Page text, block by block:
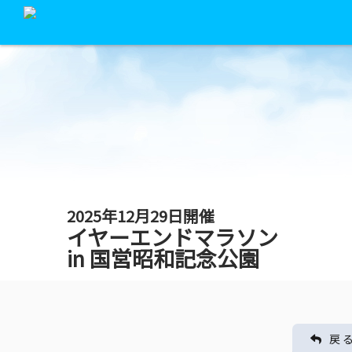
2025年12月29日開催
イヤーエンドマラソン
in 国営昭和記念公園
戻